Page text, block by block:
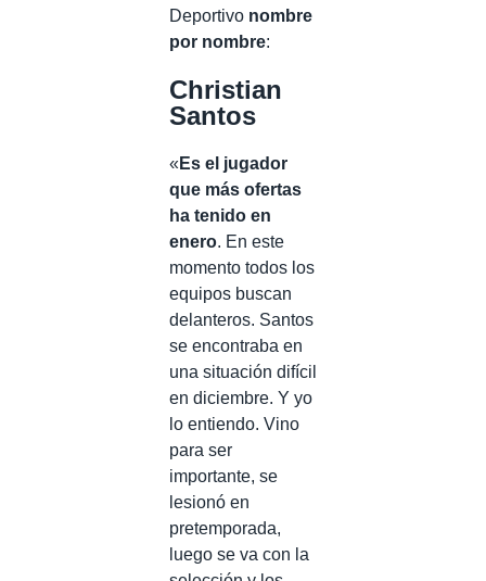
Deportivo nombre
por nombre:
Christian
Santos
« Es el jugador
que más ofertas
ha tenido en
enero. En este
momento todos los
equipos buscan
delanteros. Santos
se encontraba en
una situación difícil
en diciembre. Y yo
lo entiendo. Vino
para ser
importante, se
lesionó en
pretemporada,
luego se va con la